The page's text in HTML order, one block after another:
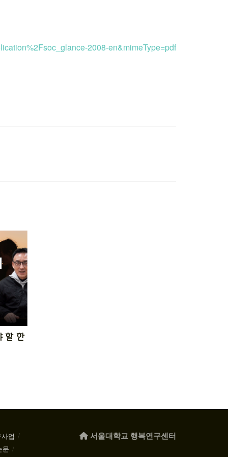
2008-en&mimeType=pdf
할 한
업
문
서울대학교 행복연구센터